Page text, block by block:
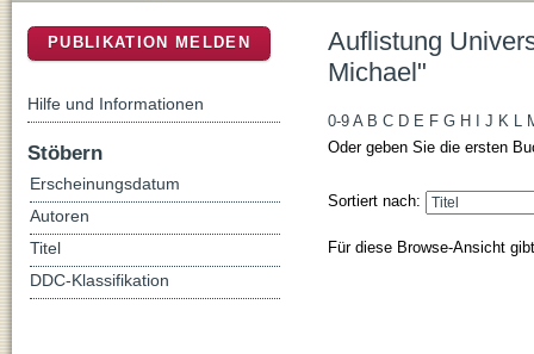
Auflistung
Michael"
0-9 A B C D E F G H J K L
Oder geben Sie die ersten
Sortiert nach:
Für diese Browse-Ansicht
PUBLIKATION MELDEN
Hilfe und Informationen
Stöbern
Erscheinungsdatum
Autoren
Titel
DDC-Klassifikation